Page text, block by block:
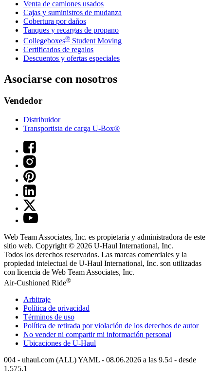
Venta de camiones usados
Cajas y suministros de mudanza
Cobertura por daños
Tanques y recargas de propano
Collegeboxes® Student Moving
Certificados de regalos
Descuentos y ofertas especiales
Asociarse con nosotros
Vendedor
Distribuidor
Transportista de carga U-Box®
Web Team Associates, Inc. es propietaria y administradora de este
sitio web. Copyright © 2026 U-Haul International, Inc.
Todos los derechos reservados. Las marcas comerciales y la
propiedad intelectual de U-Haul International, Inc. son utilizadas
con licencia de Web Team Associates, Inc.
Air-Cushioned Ride®
Arbitraje
Política de privacidad
Términos de uso
Política de retirada por violación de los derechos de autor
No vender ni compartir mi información personal
Ubicaciones de U-Haul
004 - uhaul.com (ALL) YAML - 08.06.2026 a las 9.54 - desde
1.575.1